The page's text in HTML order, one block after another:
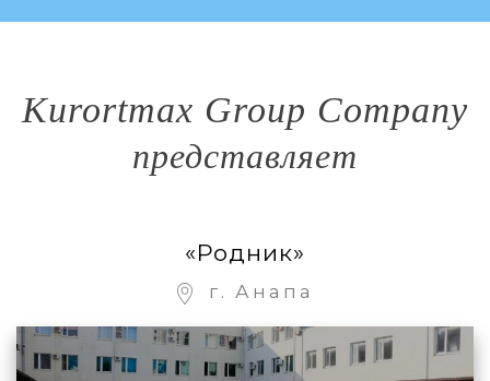
Kurortmax Group Company
представляет
«Родник»
г. Анапа